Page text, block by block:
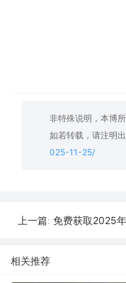
非特殊说明，本博
如若转载，请注明出
025-11-25/
上一篇: 免费获取2025年SSR/V2Ray/Clash节点 | 11月26
相关推荐